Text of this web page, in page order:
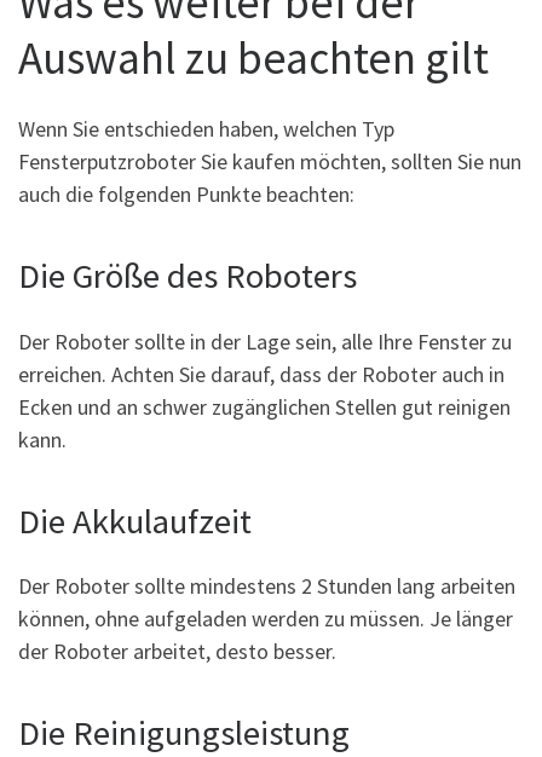
Auswahl zu beachten gilt
Wenn Sie entschieden haben, welchen Typ
Fensterputzroboter Sie kaufen möchten, sollten Sie nun
auch die folgenden Punkte beachten:
Die Größe des Roboters
Der Roboter sollte in der Lage sein, alle Ihre Fenster zu
erreichen. Achten Sie darauf, dass der Roboter auch in
Ecken und an schwer zugänglichen Stellen gut reinigen
kann.
Die Akkulaufzeit
Der Roboter sollte mindestens 2 Stunden lang arbeiten
können, ohne aufgeladen werden zu müssen. Je länger
der Roboter arbeitet, desto besser.
Die Reinigungsleistung